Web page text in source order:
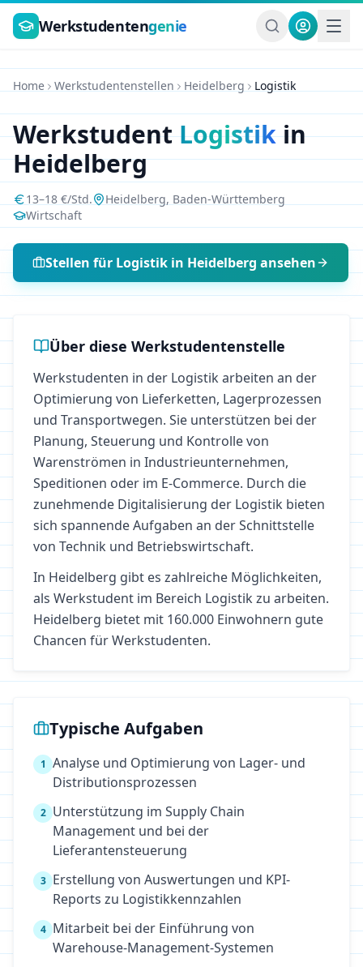
Zum Hauptinhalt springen
Werkstudentengenie
Home Werkstudentenstellen Heidelberg Logistik
WerkstudentLogistikin
Heidelberg
13–18 €/Std. Heidelberg, Baden-Württemberg
Wirtschaft
Stellen für Logistik in Heidelberg ansehen
Über diese Werkstudentenstelle
Werkstudenten in der Logistik arbeiten an der
Optimierung von Lieferketten, Lagerprozessen
und Transportwegen. Sie unterstützen bei der
Planung, Steuerung und Kontrolle von
Warenströmen in Industrieunternehmen,
Speditionen oder im E-Commerce. Durch die
zunehmende Digitalisierung der Logistik bieten
sich spannende Aufgaben an der Schnittstelle
von Technik und Betriebswirtschaft.
In Heidelberg gibt es zahlreiche Möglichkeiten,
als Werkstudent im Bereich Logistik zu arbeiten.
Heidelberg bietet mit 160.000 Einwohnern gute
Chancen für Werkstudenten.
Typische Aufgaben
1 Analyse und Optimierung von Lager- und
Distributionsprozessen
2 Unterstützung im Supply Chain
Management und bei der
Lieferantensteuerung
3 Erstellung von Auswertungen und KPI-
Reports zu Logistikkennzahlen
4 Mitarbeit bei der Einführung von
Warehouse-Management-Systemen